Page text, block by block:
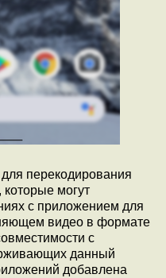
перекодирования
могут
с приложением для
видео в формате
с
данный
добавлена